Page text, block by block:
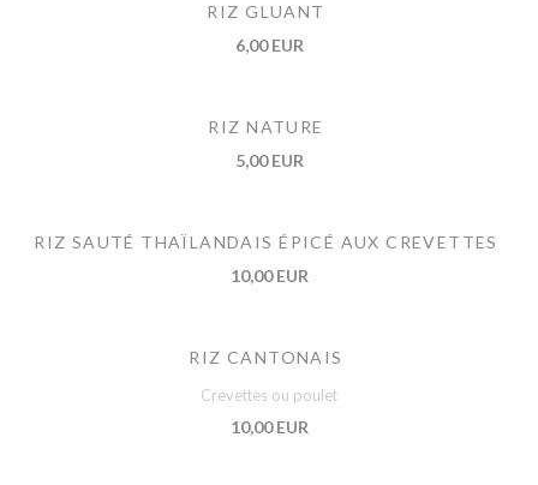
RIZ GLUANT
6,00 EUR
RIZ NATURE
5,00 EUR
RIZ SAUTÉ THAÏLANDAIS ÉPICÉ AUX CREVETTES
10,00 EUR
RIZ CANTONAIS
Crevettes ou poulet
10,00 EUR